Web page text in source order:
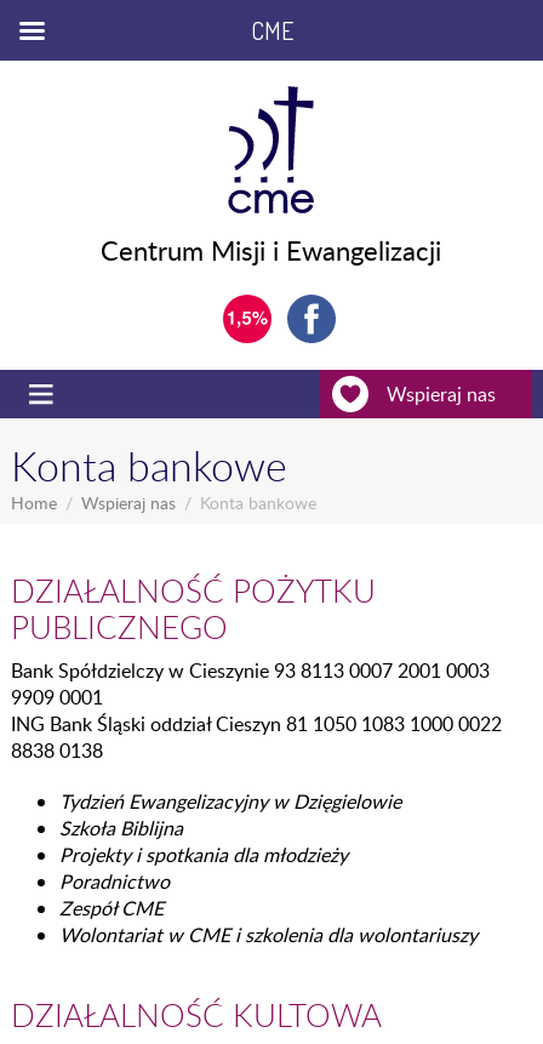
Centrum Misji i Ewangelizacji
Wspieraj nas
Konta bankowe
Home Wspieraj nas Konta bankowe
DZIAŁALNOŚĆ POŻYTKU
PUBLICZNEGO
Bank Spółdzielczy w Cieszynie 93 8113 0007 2001 0003
9909 0001
ING Bank Śląski oddział Cieszyn 81 1050 1083 1000 0022
8838 0138
Tydzień Ewangelizacyjny w Dzięgielowie
Szkoła Biblijna
Projekty i spotkania dla młodzieży
Poradnictwo
Zespół CME
Wolontariat w CME i szkolenia dla wolontariuszy
DZIAŁALNOŚĆ KULTOWA
CME